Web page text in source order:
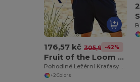
176,57 kč 305,99 kč
-42%
Fruit of the Loom SS955
Pohodlné Ležérní Kraťasy pro Každodenní Nošení
+2 Colors